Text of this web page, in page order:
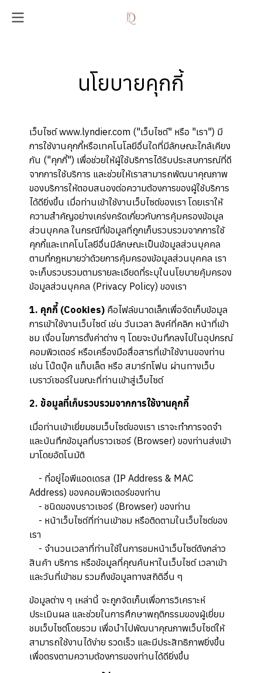
นโยบายคุกกี้
เว็บไซต์ www.lyndier.com ("เว็บไซต์" หรือ "เรา") มี
การใช้งานคุกกี้หรือเทคโนโลยีอื่นใดที่มีลักษณะใกล้เคียง
กัน ("คุกกี้") เพื่อช่วยให้ผู้ใช้บริการได้รับประสบการณ์ที่ดี
จากการใช้บริการ และช่วยให้เราสามารถพัฒนาคุณภาพ
ของบริการให้ตอบสนองต่อความต้องการของผู้ใช้บริการ
ได้ดียิ่งขึ้น เมื่อท่านเข้าใช้งานเว็บไซต์ของเรา โดยเราให้
ความสำคัญอย่างเคร่งครัดเกี่ยวกับการคุ้มครองข้อมูล
ส่วนบุคคล ในกรณีที่ข้อมูลที่ถูกเก็บรวบรวมจากการใช้
คุกกี้และเทคโนโลยีอื่นมีลักษณะเป็นข้อมูลส่วนบุคคล
ตามที่กฎหมายว่าด้วยการคุ้มครองข้อมูลส่วนบุคคล เรา
จะเก็บรวบรวมตามรายละเอียดที่ระบุในนโยบายคุ้มครอง
ข้อมูลส่วนบุคคล (Privacy Policy) ของเรา
1. คุกกี้ (Cookies) คือไฟล์ขนาดเล็กเพื่อจัดเก็บข้อมูล
การเข้าใช้งานเว็บไซต์ เช่น วันเวลา ลิงค์ที่คลิก หน้าที่เข้า
ชม เงื่อนไขการตั้งค่าต่าง ๆ โดยจะบันทึกลงไปในอุปกรณ์
คอมพิวเตอร์ หรือเครื่องมือสื่อสารที่เข้าใช้งานของท่าน
เช่น โน๊ตบุ๊ค แท็บเล็ต หรือ สมาร์ทโฟน ผ่านทางเว็บ
เบราว์เซอร์ในขณะที่ท่านเข้าสู่เว็บไซต์
2. ข้อมูลที่เก็บรวบรวมจากการใช้งานคุกกี้
เมื่อท่านเข้าเยี่ยมชมเว็บไซต์ของเรา เราจะทำการจดจำ
และบันทึกข้อมูลที่บราวเซอร์ (Browser) ของท่านส่งเข้า
มาโดยอัตโนมัติ
- ที่อยู่ไอพีแอดเดรส (IP Address & MAC
Address) ของคอมพิวเตอร์ของท่าน
- ชนิดของบราวเซอร์ (Browser) ของท่าน
- หน้าเว็บไซต์ที่ท่านเข้าชม หรือติดตามในเว็บไซต์ของ
เรา
- จำนวนเวลาที่ท่านใช้ในการชมหน้าเว็บไซต์ดังกล่าว
สินค้า บริการ หรือข้อมูลที่คุณค้นหาในเว็บไซต์ เวลาเข้า
และวันที่เข้าชม รวมถึงข้อมูลทางสถิติอื่น ๆ
ข้อมูลต่าง ๆ เหล่านี้ จะถูกจัดเก็บเพื่อการวิเคราะห์
ประเมินผล และช่วยในการศึกษาพฤติกรรมของผู้เยี่ยม
ชมเว็บไซต์โดยรวม เพื่อนำไปพัฒนาคุณภาพเว็บไซต์ให้
สามารถใช้งานได้ง่าย รวดเร็ว และมีประสิทธิภาพยิ่งขึ้น
เพื่อตรงตามความต้องการของท่านได้ดียิ่งขึ้น